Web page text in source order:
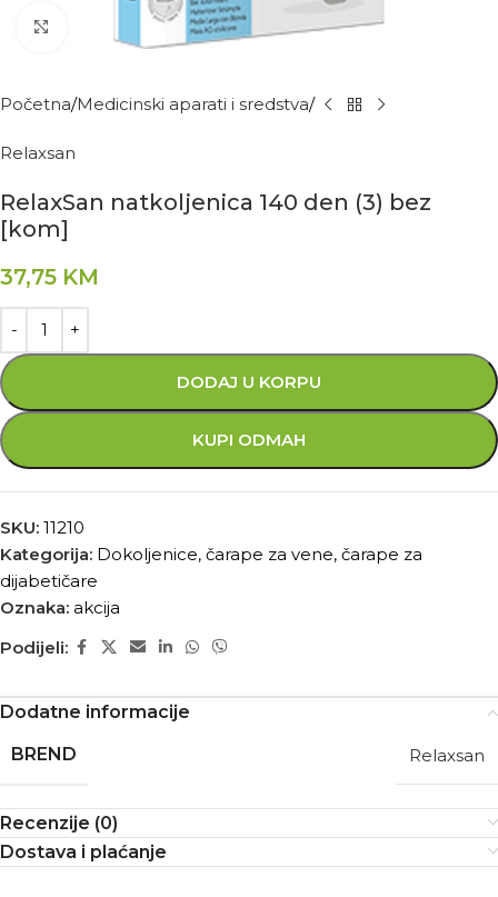
Kliknite za povećanje
Početna Medicinski aparati i sredstva
Relaxsan
RelaxSan natkoljenica 140 den (3) bez
[kom]
37,75 KM
DODAJ U KORPU
KUPI ODMAH
SKU: 11210
Kategorija: Dokoljenice, čarape za vene, čarape za
dijabetičare
Oznaka: akcija
Podijeli:
Dodatne informacije
BREND
Relaxsan
Recenzije (0)
Dostava i plaćanje